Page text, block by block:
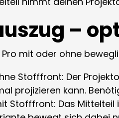
–
mit oder ohne
Stofffront: Der
projizieren kann.
Stofffront: Das